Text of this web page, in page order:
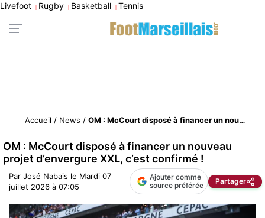
Livefoot | Rugby | Basketball | Tennis
Accueil / News / OM : McCourt disposé à financer un nouveau projet d’envergure XXL, c’est confirmé !
OM : McCourt disposé à financer un nouveau
projet d’envergure XXL, c’est confirmé !
Par José Nabais le Mardi 07
juillet 2026 à 07:05
Ajouter comme
source préférée
Partager